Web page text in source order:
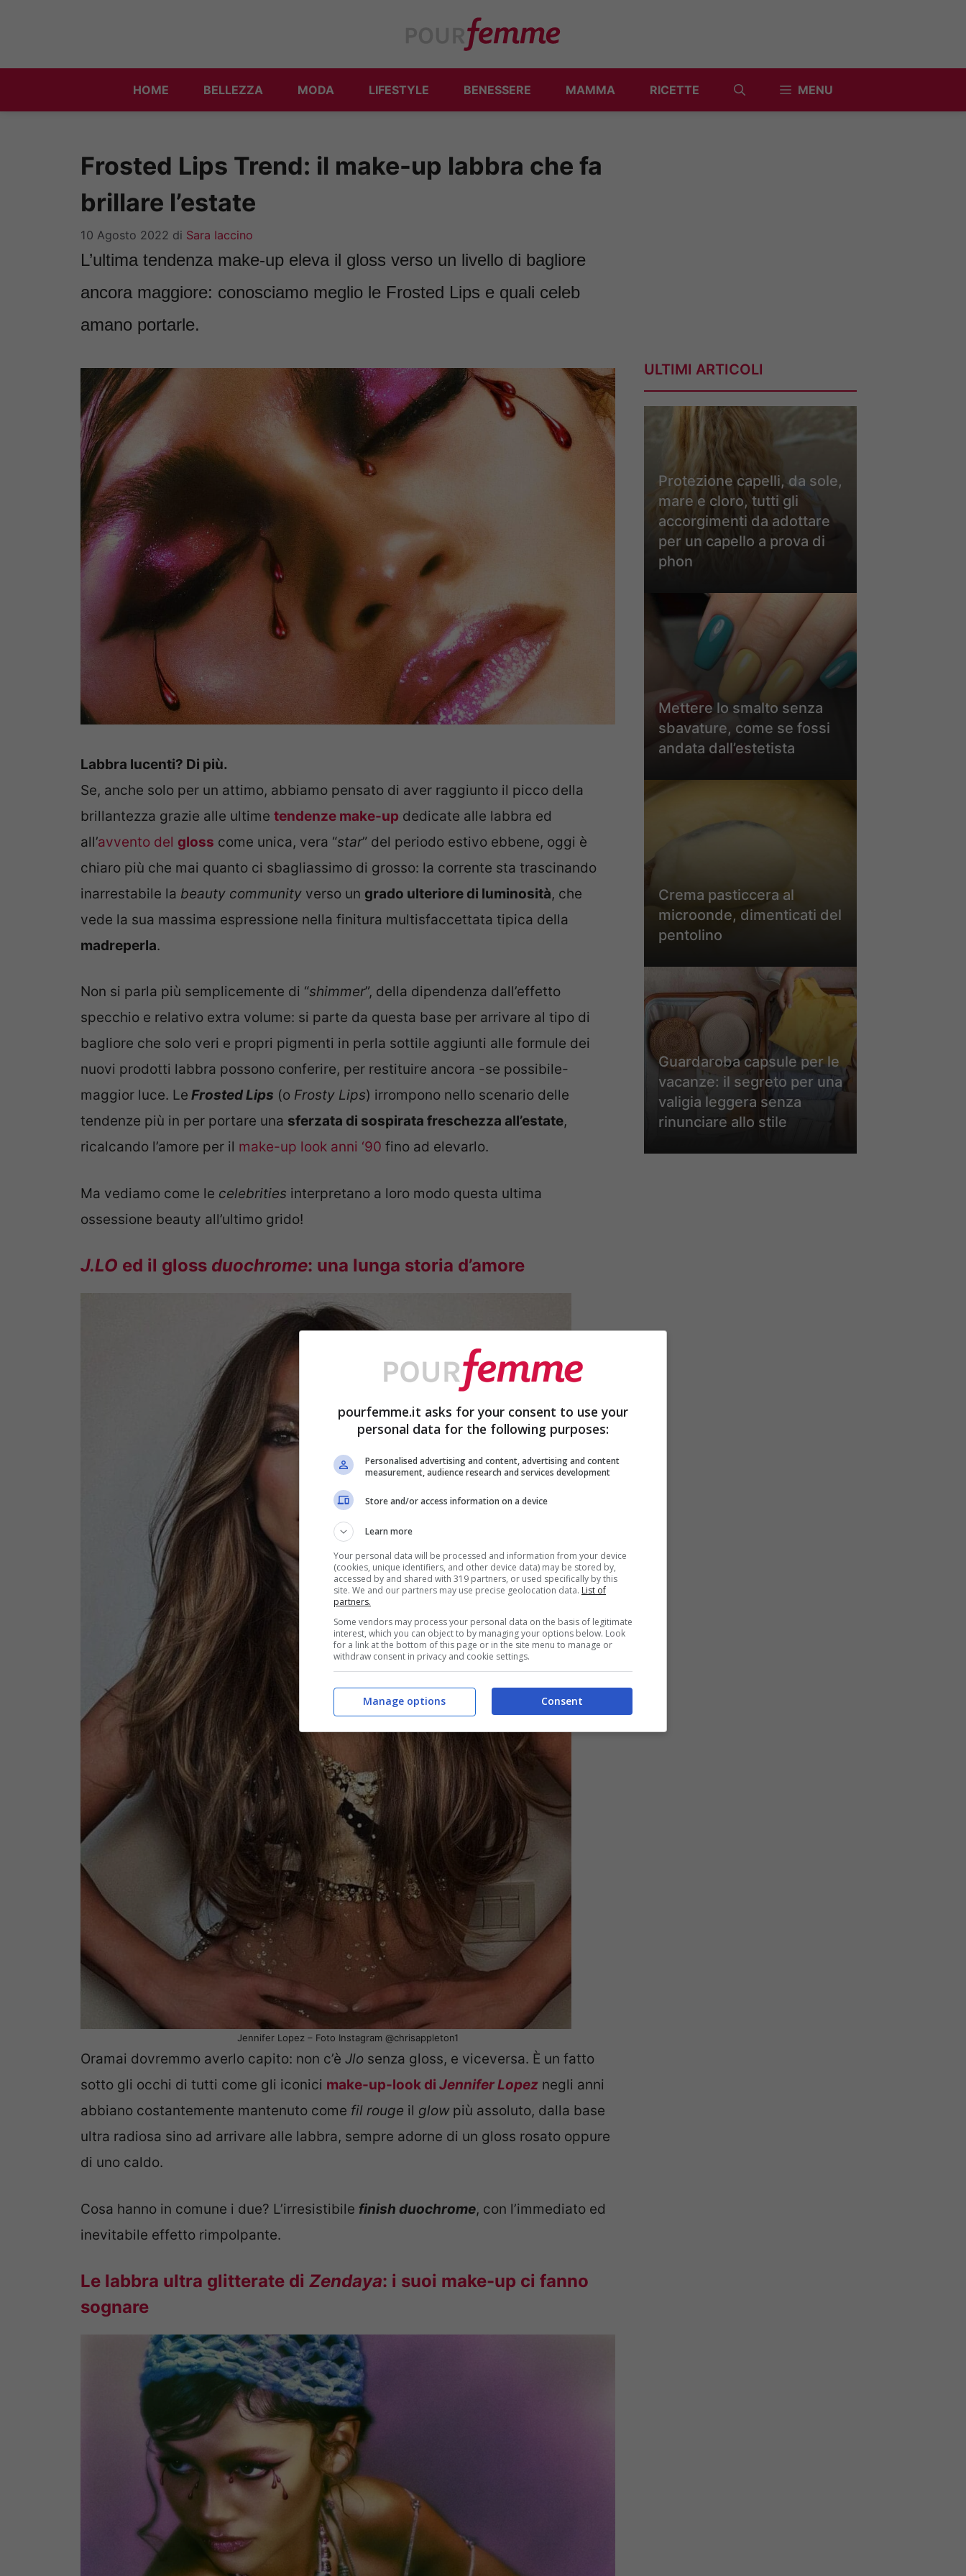
HOME BELLEZZA MODA LIFESTYLE BENESSERE MAMMA RICETTE MENU
Frosted Lips Trend: il make-up labbra che fa
brillare l’estate
10 Agosto 2022 di Sara Iaccino
L’ultima tendenza make-up eleva il gloss verso un livello di bagliore
ancora maggiore: conosciamo meglio le Frosted Lips e quali celeb
amano portarle.
Labbra lucenti? Di più.
Se, anche solo per un attimo, abbiamo pensato di aver raggiunto il picco della
brillantezza grazie alle ultime tendenze make-up dedicate alle labbra ed
all’avvento del gloss come unica, vera “star” del periodo estivo ebbene, oggi è
chiaro più che mai quanto ci sbagliassimo di grosso: la corrente sta trascinando
inarrestabile la beauty community verso un grado ulteriore di luminosità, che
vede la sua massima espressione nella finitura multisfaccettata tipica della
madreperla.
Non si parla più semplicemente di “shimmer”, della dipendenza dall’effetto
specchio e relativo extra volume: si parte da questa base per arrivare al tipo di
bagliore che solo veri e propri pigmenti in perla sottile aggiunti alle formule dei
nuovi prodotti labbra possono conferire, per restituire ancora -se possibile-
maggior luce. Le Frosted Lips (o Frosty Lips) irrompono nello scenario delle
tendenze più in per portare una sferzata di sospirata freschezza all’estate,
ricalcando l’amore per il make-up look anni ‘90 fino ad elevarlo.
Ma vediamo come le celebrities interpretano a loro modo questa ultima
ossessione beauty all’ultimo grido!
J.LO ed il gloss duochrome: una lunga storia d’amore
Jennifer Lopez – Foto Instagram @chrisappleton1
Oramai dovremmo averlo capito: non c’è Jlo senza gloss, e viceversa. È un fatto
sotto gli occhi di tutti come gli iconici make-up-look di Jennifer Lopez negli anni
abbiano costantemente mantenuto come fil rouge il glow più assoluto, dalla base
ultra radiosa sino ad arrivare alle labbra, sempre adorne di un gloss rosato oppure
di uno caldo.
Cosa hanno in comune i due? L’irresistibile finish duochrome, con l’immediato ed
inevitabile effetto rimpolpante.
Le labbra ultra glitterate di Zendaya: i suoi make-up ci fanno
sognare
ULTIMI ARTICOLI
Protezione capelli, da sole,
mare e cloro, tutti gli
accorgimenti da adottare
per un capello a prova di
phon
Mettere lo smalto senza
sbavature, come se fossi
andata dall’estetista
Crema pasticcera al
microonde, dimenticati del
pentolino
Guardaroba capsule per le
vacanze: il segreto per una
valigia leggera senza
rinunciare allo stile
pourfemme.it asks for your consent to use your
personal data for the following purposes:
Personalised advertising and content, advertising and content
measurement, audience research and services development
Store and/or access information on a device
Learn more
Your personal data will be processed and information from your device
(cookies, unique identifiers, and other device data) may be stored by,
accessed by and shared with 319 partners, or used specifically by this
site. We and our partners may use precise geolocation data. List of
partners.
Some vendors may process your personal data on the basis of legitimate
interest, which you can object to by managing your options below. Look
for a link at the bottom of this page or in the site menu to manage or
withdraw consent in privacy and cookie settings.
Consent
Manage options